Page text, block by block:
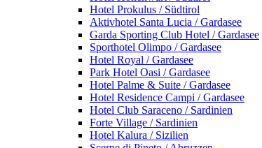
Hotel Prokulus / Südtirol
Aktivhotel Santa Lucia / Gardasee
Garda Sporting Club Hotel / Gardasee
Sporthotel Olimpo / Gardasee
Hotel Royal / Gardasee
Park Hotel Oasi / Gardasee
Hotel Palme & Suite / Gardasee
Hotel Residence Campi / Gardasee
Hotel Club Saraceno / Sardinien
Forte Village / Sardinien
Hotel Kalura / Sizilien